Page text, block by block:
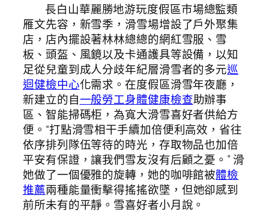
長白山華麗勝地游玩度假區市場總監類
雁文先容，新雪季，滑雪場增設了戶外聚集
店，店內擺設著林林總總的網紅雪服、雪
板、頭盔、風鏡以及卡通護具等設備，以知
足從兒童到成人分歧年紀層滑雪者的多元巡
迴健檢中心化需求。在度假區滑雪年夜廳，
新建立的自一般勞工身體健康檢查助辦事
區、智能掃碼柜，為寬大滑雪喜好者供給方
便。“打點滑雪相干手續加倍便利高效，省往
依序排列隊伍等待的時光，存取物品也加倍
平安有保證，讓我們雪友沒有后顧之憂。” 滑
她做了一個優雅的旋轉，她的咖啡館被體檢
推薦兩種能量衝擊得搖搖欲墜，但她卻感到
前所未有的平靜。雪喜好者小月說。